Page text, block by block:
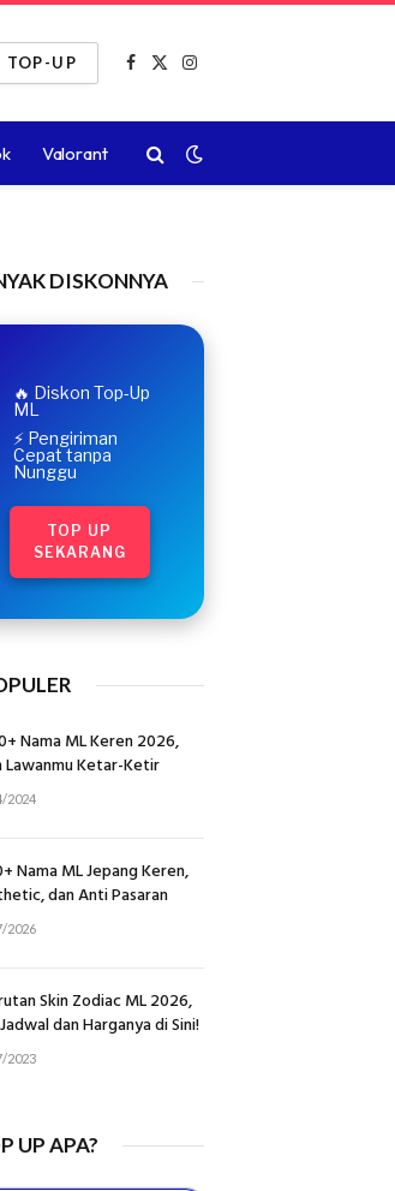
TOP-UP
Facebook
X
Instagram
Valorant
DISKONNYA
🔥 Diskon Top-Up
ML
⚡ Pengiriman
Cepat tanpa
Nunggu
TOP UP
SEKARANG
Nama ML Keren 2026,
Lawanmu Ketar-Ketir
2024
Nama ML Jepang Keren,
dan Anti Pasaran
2026
Skin Zodiac ML 2026,
dan Harganya di Sini!
2023
UP APA?